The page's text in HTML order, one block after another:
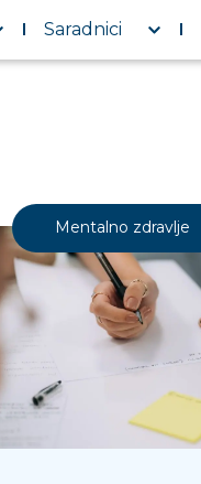
Saradnici
Mentalno zdravlje